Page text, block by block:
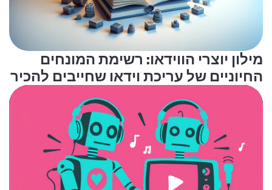
מילון יוצרי הווידאו: רשימת המונחים
החיוניים של עריכת וידאו שחייבים להכיר